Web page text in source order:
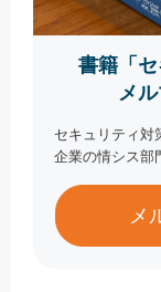
書籍「セ
メ
セキュリティ対
企業の情シス部
メ